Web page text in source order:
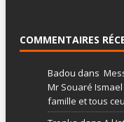
COMMENTAIRES
Badou dans
Mr Souaré
famille et tous